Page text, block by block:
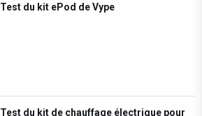
Test du kit ePod de Vype
Test du kit de chauffage électrique pour